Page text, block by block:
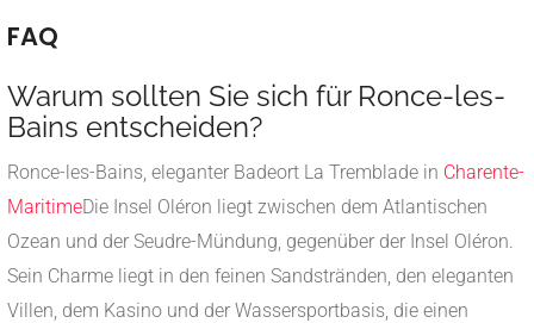
FAQ
Warum sollten Sie sich für Ronce-les-
Bains entscheiden?
Ronce-les-Bains, eleganter Badeort La Tremblade in Charente-
MaritimeDie Insel Oléron liegt zwischen dem Atlantischen
Ozean und der Seudre-Mündung, gegenüber der Insel Oléron.
Sein Charme liegt in den feinen Sandstränden, den eleganten
Villen, dem Kasino und der Wassersportbasis, die einen